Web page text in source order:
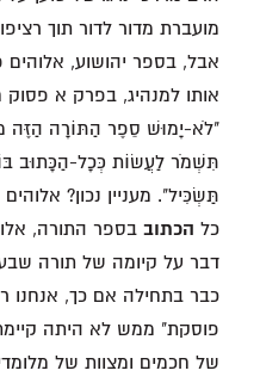
מועברת מדור לדור תוך
אבל, בספר יהושוע, אלוהים
אותו למנהיג, בפרק א פסוק
"לֹא-יָמוּשׁ סֵפֶר הַתּוֹרָה הַזֶּה
תִּשְׁמֹר לַעֲשׂוֹת כְּכָל-הַכָּתוּב
תַּשְׂכִּיל". מעניין נכון?
כל הכתוב בספר התורה,
דבר על קיומה של תורה
כבר בתחילה אם כך, אנחנו
פוסקת" ממש לא היתה
של חכמים ומצוות של